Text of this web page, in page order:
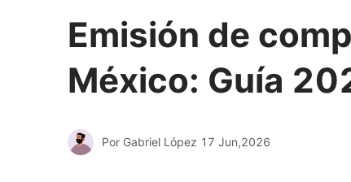
Emisión de
México: Guía
Por Gabriel López 17 Jun,2026